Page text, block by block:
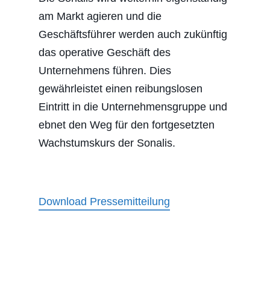
am Markt agieren und die
Geschäftsführer werden auch zukünftig
das operative Geschäft des
Unternehmens führen. Dies
gewährleistet einen reibungslosen
Eintritt in die Unternehmensgruppe und
ebnet den Weg für den fortgesetzten
Wachstumskurs der Sonalis.
Download Pressemitteilung